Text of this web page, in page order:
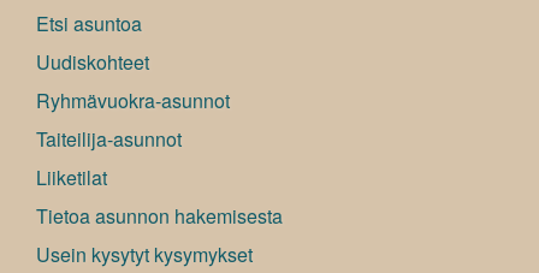
Etsi asuntoa
Uudiskohteet
Ryhmävuokra-asunnot
Taiteilija-asunnot
Liiketilat
Tietoa asunnon hakemisesta
Usein kysytyt kysymykset